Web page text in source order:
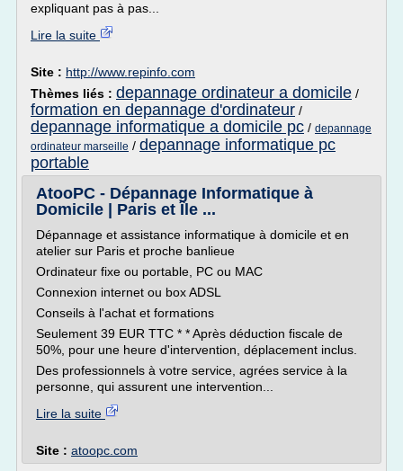
expliquant pas à pas...
Lire la suite
Site : http://www.repinfo.com
Thèmes liés : depannage ordinateur a domicile /
formation en depannage d'ordinateur /
depannage informatique a domicile pc / depannage
ordinateur marseille / depannage informatique pc
portable
AtooPC - Dépannage Informatique à
Domicile | Paris et Île ...
Dépannage et assistance informatique à domicile et en
atelier sur Paris et proche banlieue
Ordinateur fixe ou portable, PC ou MAC
Connexion internet ou box ADSL
Conseils à l'achat et formations
Seulement 39 EUR TTC * * Après déduction fiscale de
50%, pour une heure d'intervention, déplacement inclus.
Des professionnels à votre service, agrées service à la
personne, qui assurent une intervention...
Lire la suite
Site : atoopc.com